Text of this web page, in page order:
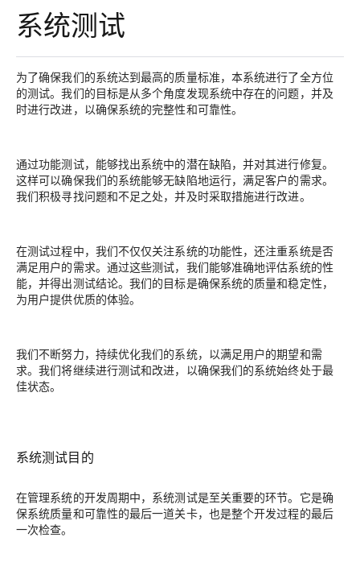
系统测试
为了确保我们的系统达到最高的质量标准，本系统进行了全方位
的测试。我们的目标是从多个角度发现系统中存在的问题，并及
时进行改进，以确保系统的完整性和可靠性。
通过功能测试，能够找出系统中的潜在缺陷，并对其进行修复。
这样可以确保我们的系统能够无缺陷地运行，满足客户的需求。
我们积极寻找问题和不足之处，并及时采取措施进行改进。
在测试过程中，我们不仅仅关注系统的功能性，还注重系统是否
满足用户的需求。通过这些测试，我们能够准确地评估系统的性
能，并得出测试结论。我们的目标是确保系统的质量和稳定性，
为用户提供优质的体验。
我们不断努力，持续优化我们的系统，以满足用户的期望和需
求。我们将继续进行测试和改进，以确保我们的系统始终处于最
佳状态。
系统测试目的
在管理系统的开发周期中，系统测试是至关重要的环节。它是确
保系统质量和可靠性的最后一道关卡，也是整个开发过程的最后
一次检查。